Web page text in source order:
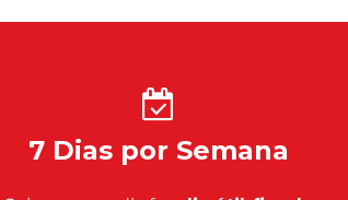
7 Dias por Semana